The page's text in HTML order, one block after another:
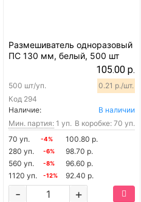
Размешиватель одноразовый
ПС 130 мм, белый, 500 шт
105.00 р.
Код 294
500 шт/уп. 0.21 р./шт.
Наличие:
В наличии
Мин. партия: 1 уп. В коробке: 70 уп.
70 уп.
-4%
100.80 р.
280 уп.
-6%
98.70 р.
560 уп.
-8%
96.60 р.
1120 уп.
-12% 92.40 р.
+
-